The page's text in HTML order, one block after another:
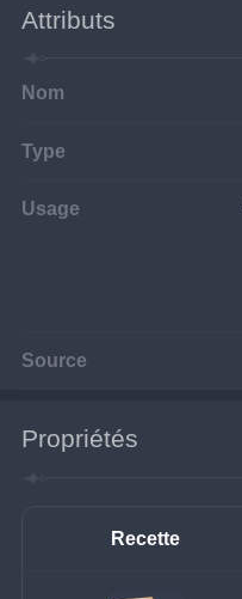
Attributs
Nom
Type
Usage
Source
Propriétés
Recette